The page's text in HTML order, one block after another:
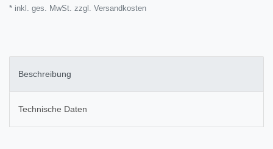
* inkl. ges. MwSt. zzgl. Versandkosten
Beschreibung
Technische Daten